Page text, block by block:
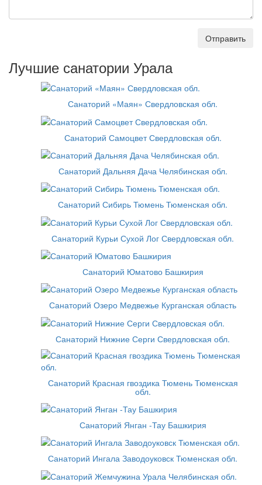
Отправить
Лучшие санатории Урала
Санаторий «Маян» Свердловская обл.
Санаторий Самоцвет Свердловская обл.
Санаторий Дальняя Дача Челябинская обл.
Санаторий Сибирь Тюмень Тюменская обл.
Санаторий Курьи Сухой Лог Свердловская обл.
Санаторий Юматово Башкирия
Санаторий Озеро Медвежье Курганская область
Санаторий Нижние Серги Свердловская обл.
Санаторий Красная гвоздика Тюмень Тюменская
обл.
Санаторий Янган -Тау Башкирия
Санаторий Ингала Заводоуковск Тюменская обл.